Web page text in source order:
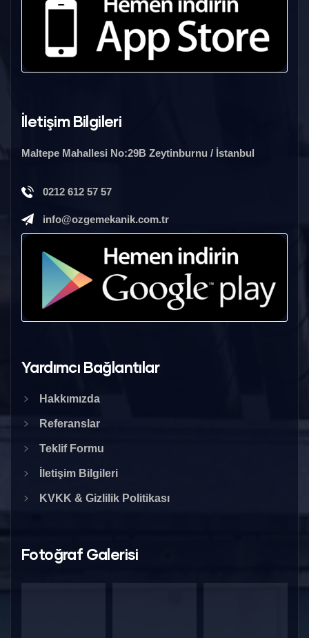
İletişim Bilgileri
Maltepe Mahallesi No:29B Zeytinburnu / İstanbul
0212 612 57 57
info@ozgemekanik.com.tr
Yardımcı Bağlantılar
Hakkımızda
Referanslar
Teklif Formu
İletişim Bilgileri
KVKK & Gizlilik Politikası
Fotoğraf Galerisi